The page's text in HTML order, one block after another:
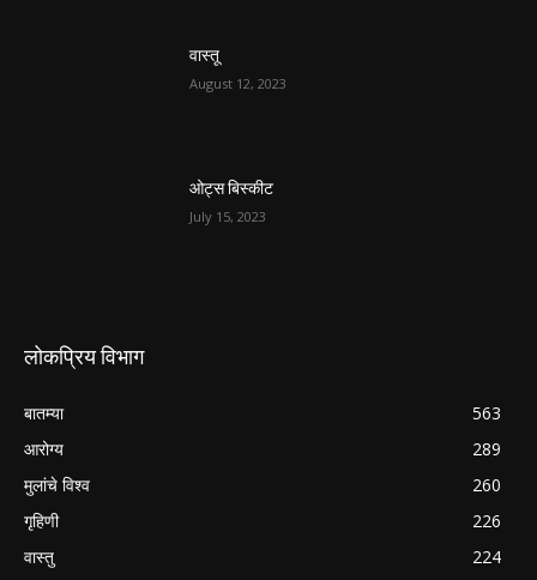
वास्तू
August 12, 2023
ओट्स बिस्कीट
July 15, 2023
लोकप्रिय विभाग
बातम्या
563
आरोग्य
289
मुलांचे विश्व
260
गृहिणी
226
वास्तु
224